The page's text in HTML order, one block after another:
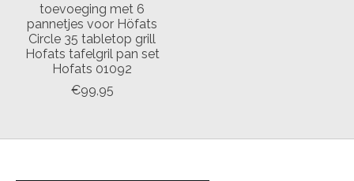
toevoeging met 6
pannetjes voor Höfats
Circle 35 tabletop grill
Hofats tafelgril pan set
Hofats 01092
€99,95